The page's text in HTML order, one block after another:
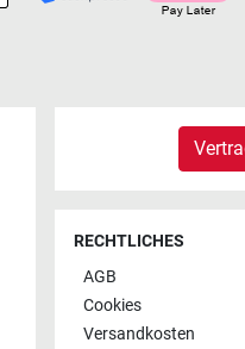
RECHTLICHES
AGB
Cookies
Versandkosten